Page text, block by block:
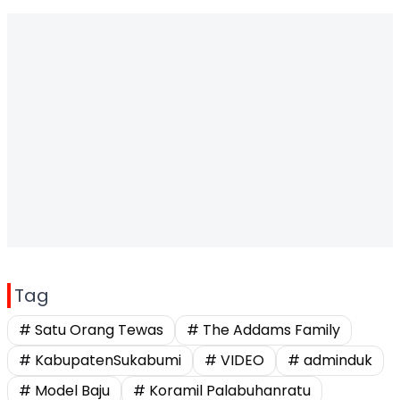
Tag
# Satu Orang Tewas
# The Addams Family
# KabupatenSukabumi
# VIDEO
# adminduk
# Model Baju
# Koramil Palabuhanratu